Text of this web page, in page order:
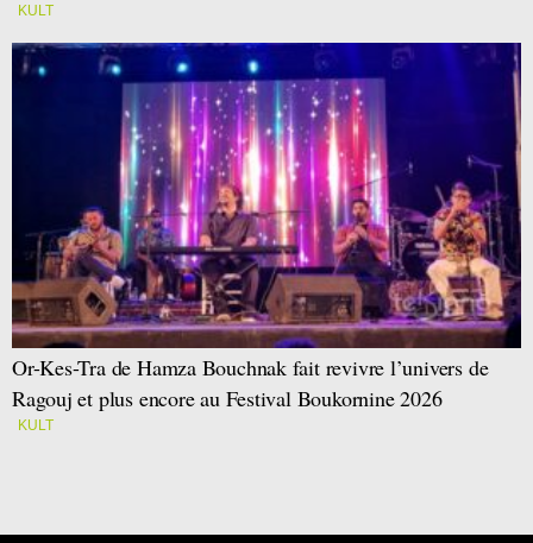
KULT
Or-Kes-Tra de Hamza Bouchnak fait revivre l’univers de
Ragouj et plus encore au Festival Boukornine 2026
KULT